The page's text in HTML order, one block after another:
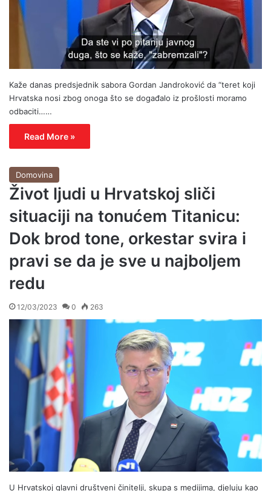
Kaže danas predsjednik sabora Gordan Jandroković da “teret koji
Hrvatska nosi zbog onoga što se događalo iz prošlosti moramo
odbaciti……
Read More »
Domovina
Život ljudi u Hrvatskoj sliči
situaciji na tonućem Titanicu:
Dok brod tone, orkestar svira i
pravi se da je sve u najboljem
redu
12/03/2023 0 263
U Hrvatskoj glavni društveni činitelji, skupa s medijima, djeluju kao